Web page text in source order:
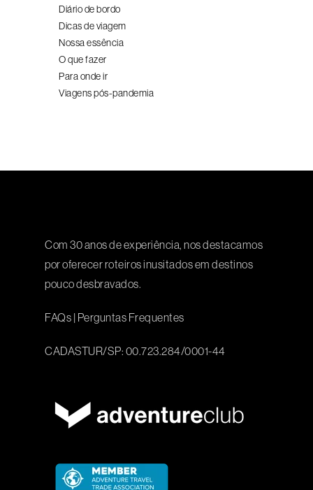
Diário de bordo
Dicas de viagem
Nossa essência
O que fazer
Para onde ir
Viagens pós-pandemia
Com 30 anos de experiência, nos destacamos
por oferecer roteiros inusitados em destinos
pouco desbravados.
FAQs | Perguntas Frequentes
CADASTUR/SP: 00.723.284/0001-44